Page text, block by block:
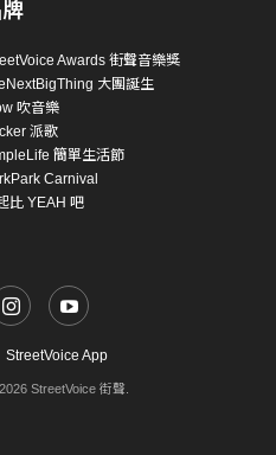
Awards 街聲音樂獎
大團誕生
吹音樂
派歌
簡單生活節
Carnival
比 YEAH 吧
StreetVoice App
StreetVoice 街聲.